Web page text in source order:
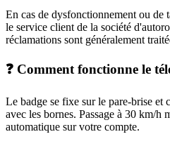
En cas de dysfonctionnement ou de
le service client de la société
réclamations sont généralement
❓ Comment fonctionne le
Le badge se fixe sur le pare-brise et
avec les bornes. Passage à 30 km/h
automatique sur votre compte.